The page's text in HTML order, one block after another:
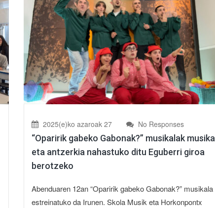
2025(e)ko azaroak 27 No Responses
“Oparirik gabeko Gabonak?” musikalak musika
eta antzerkia nahastuko ditu Eguberri giroa
berotzeko
Abenduaren 12an “Oparirik gabeko Gabonak?” musikala
estreinatuko da Irunen. Skola Musik eta Horkonpontx